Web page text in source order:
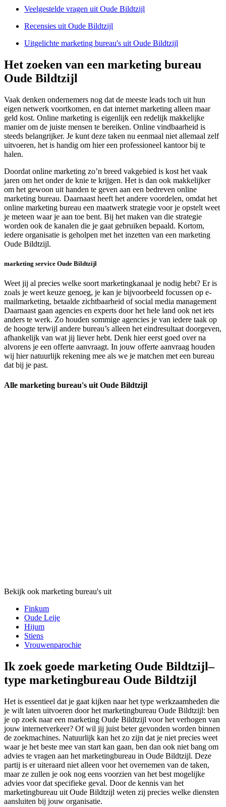
Veelgestelde vragen uit Oude Bildtzijl
Recensies uit Oude Bildtzijl
Uitgelichte marketing bureau's uit Oude Bildtzijl
Het zoeken van een marketing bureau
Oude Bildtzijl
Vaak denken ondernemers nog dat de meeste leads toch uit hun
eigen netwerk voortkomen, en dat internet marketing alleen maar
geld kost. Online marketing is eigenlijk een redelijk makkelijke
manier om de juiste mensen te bereiken. Online vindbaarheid is
steeds belangrijker. Je kunt deze taken nu eenmaal niet allemaal zelf
uitvoeren, het is handig om hier een professioneel kantoor bij te
halen.
Doordat online marketing zo’n breed vakgebied is kost het vaak
jaren om het onder de knie te krijgen. Het is dan ook makkelijker
om het gewoon uit handen te geven aan een bedreven online
marketing bureau. Daarnaast heeft het andere voordelen, omdat het
online marketing bureau een maatwerk strategie voor je opstelt weet
je meteen waar je aan toe bent. Bij het maken van die strategie
worden ook de kanalen die je gaat gebruiken bepaald. Kortom,
iedere organisatie is geholpen met het inzetten van een marketing
Oude Bildtzijl.
marketing service Oude Bildtzijl
Weet jij al precies welke soort marketingkanaal je nodig hebt? Er is
zoals je weet keuze genoeg, je kan je bijvoorbeeld focussen op e-
mailmarketing, betaalde zichtbaarheid of social media management
Daarnaast gaan agencies en experts door het hele land ook net iets
anders te werk. Zo houden sommige agencies je van iedere taak op
de hoogte terwijl andere bureau’s alleen het eindresultaat doorgeven,
afhankelijk van wat jij liever hebt. Denk hier eerst goed over na
alvorens je een offerte aanvraagt. In jouw offerte aanvraag houden
wij hier natuurlijk rekening mee als we je matchen met een bureau
dat bij je past.
Alle marketing bureau's uit Oude Bildtzijl
Bekijk ook marketing bureau's uit
Finkum
Oude Leije
Hijum
Stiens
Vrouwenparochie
Ik zoek goede marketing Oude Bildtzijl–
type marketingbureau Oude Bildtzijl
Het is essentieel dat je gaat kijken naar het type werkzaamheden die
je wilt laten uitvoeren door het marketingbureau Oude Bildtzijl: ben
je op zoek naar een marketing Oude Bildtzijl voor het verhogen van
jouw internetverkeer? Of wil jij juist beter gevonden worden binnen
de zoekmachines. Natuurlijk kan het zo zijn dat je niet precies weet
waar je het beste mee van start kan gaan, ben dan ook niet bang om
advies te vragen aan het marketingbureau in Oude Bildtzijl. Deze
partij is er uiteraard niet alleen voor het overnemen van de taken,
maar ze zullen je ook nog eens voorzien van het best mogelijke
advies voor dat specifieke geval. Door de kennis van het
marketingbureau uit Oude Bildtzijl weten zij precies welke diensten
aansluiten bij jouw organisatie.